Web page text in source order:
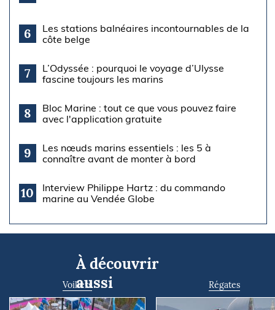
6
Les stations balnéaires incontournables de la
côte belge
7
L’Odyssée : pourquoi le voyage d’Ulysse
fascine toujours les marins
8
Bloc Marine : tout ce que vous pouvez faire
avec l'application gratuite
9
Les nœuds marins essentiels : les 5 à
connaître avant de monter à bord
10
Interview Philippe Hartz : du commando
marine au Vendée Globe
À découvrir
aussi
Voiliers Régates